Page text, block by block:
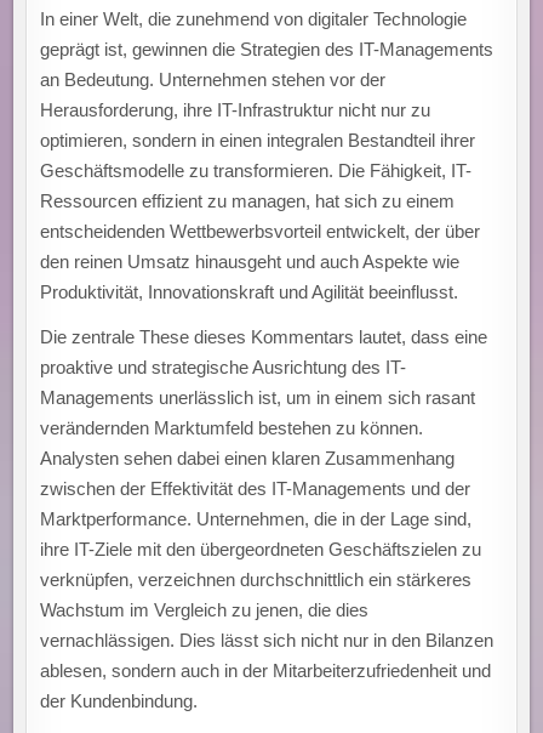
In einer Welt, die zunehmend von digitaler Technologie
geprägt ist, gewinnen die Strategien des IT-Managements
an Bedeutung. Unternehmen stehen vor der
Herausforderung, ihre IT-Infrastruktur nicht nur zu
optimieren, sondern in einen integralen Bestandteil ihrer
Geschäftsmodelle zu transformieren. Die Fähigkeit, IT-
Ressourcen effizient zu managen, hat sich zu einem
entscheidenden Wettbewerbsvorteil entwickelt, der über
den reinen Umsatz hinausgeht und auch Aspekte wie
Produktivität, Innovationskraft und Agilität beeinflusst.
Die zentrale These dieses Kommentars lautet, dass eine
proaktive und strategische Ausrichtung des IT-
Managements unerlässlich ist, um in einem sich rasant
verändernden Marktumfeld bestehen zu können.
Analysten sehen dabei einen klaren Zusammenhang
zwischen der Effektivität des IT-Managements und der
Marktperformance. Unternehmen, die in der Lage sind,
ihre IT-Ziele mit den übergeordneten Geschäftszielen zu
verknüpfen, verzeichnen durchschnittlich ein stärkeres
Wachstum im Vergleich zu jenen, die dies
vernachlässigen. Dies lässt sich nicht nur in den Bilanzen
ablesen, sondern auch in der Mitarbeiterzufriedenheit und
der Kundenbindung.